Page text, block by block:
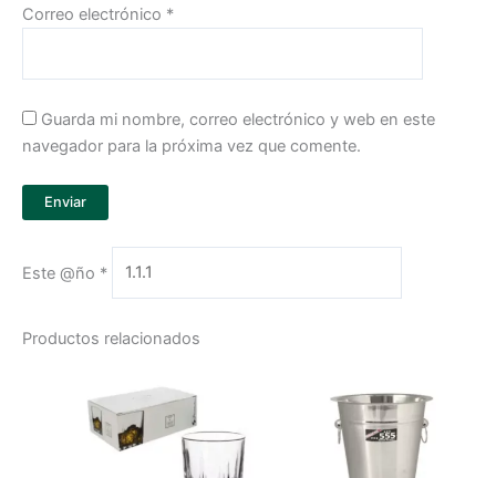
Correo electrónico *
Guarda mi nombre, correo electrónico y web en este
navegador para la próxima vez que comente.
Este @ño *
Productos relacionados